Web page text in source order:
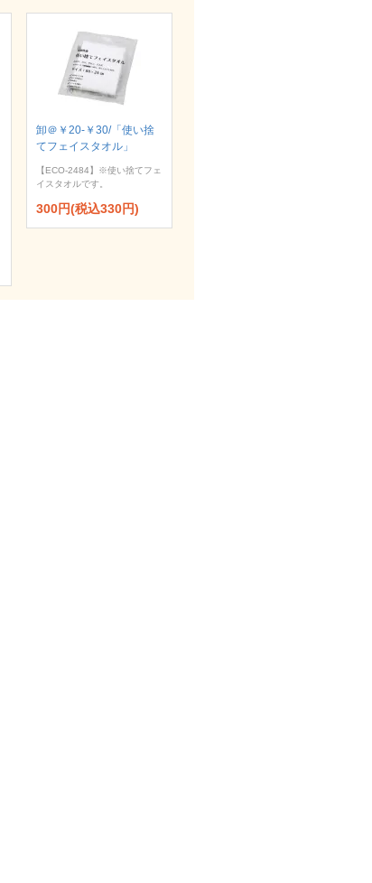
卸＠￥20-￥30/「使い捨
てフェイスタオル」
【ECO-2484】※使い捨てフェ
イスタオルです。
300円(税込330円)